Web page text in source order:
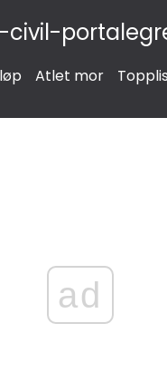
civil-
Atlet mor
ad